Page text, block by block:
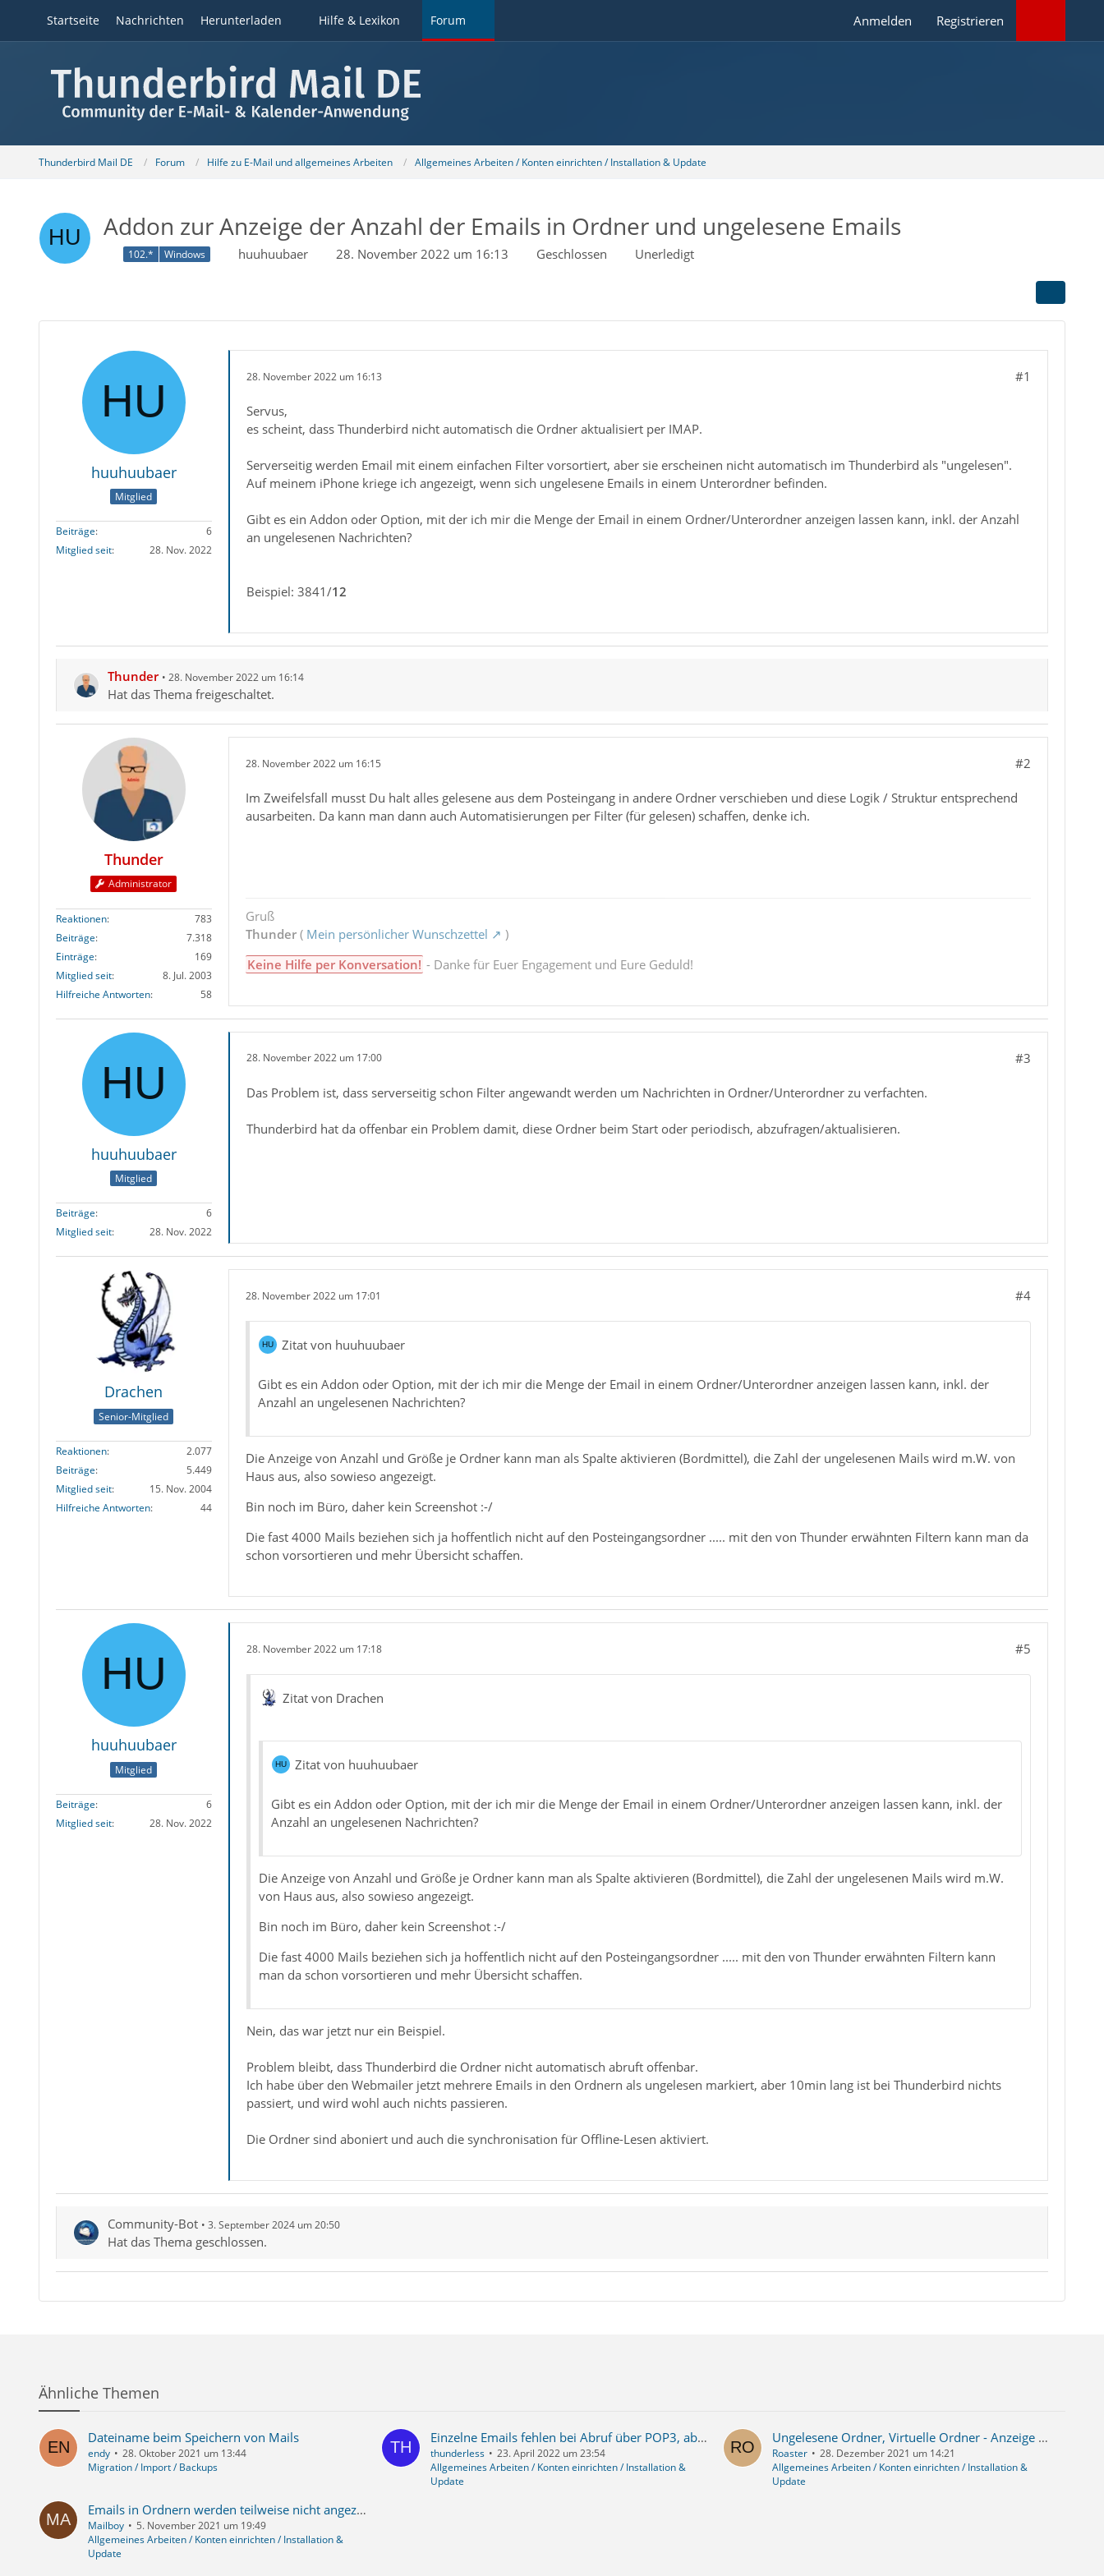
Startseite Nachrichten Herunterladen Hilfe & Lexikon Forum Anmelden Registrieren
Thunderbird Mail DE Forum Hilfe zu E-Mail und allgemeines Arbeiten Allgemeines Arbeiten / Konten einrichten / Installation & Update
Addon zur Anzeige der Anzahl der Emails in Ordner und ungelesene Emails
102.* Windows huuhuubaer 28. November 2022 um 16:13 Geschlossen Unerledigt
huuhuubaer
Mitglied
Beiträge
6
Mitglied seit
28. Nov. 2022
28. November 2022 um 16:13 #1
Servus,
es scheint, dass Thunderbird nicht automatisch die Ordner aktualisiert per IMAP.
Serverseitig werden Email mit einem einfachen Filter vorsortiert, aber sie erscheinen nicht automatisch im Thunderbird als "ungelesen".
Auf meinem iPhone kriege ich angezeigt, wenn sich ungelesene Emails in einem Unterordner befinden.
Gibt es ein Addon oder Option, mit der ich mir die Menge der Email in einem Ordner/Unterordner anzeigen lassen kann, inkl. der Anzahl
an ungelesenen Nachrichten?
Beispiel: 3841/12
Thunder 28. November 2022 um 16:14
Hat das Thema freigeschaltet.
Thunder
Administrator
Reaktionen
783
Beiträge
7.318
Einträge
169
Mitglied seit
8. Jul. 2003
Hilfreiche Antworten
58
28. November 2022 um 16:15 #2
Im Zweifelsfall musst Du halt alles gelesene aus dem Posteingang in andere Ordner verschieben und diese Logik / Struktur entsprechend
ausarbeiten. Da kann man dann auch Automatisierungen per Filter (für gelesen) schaffen, denke ich.
Gruß
Thunder( Mein persönlicher Wunschzettel
)
Keine Hilfe per Konversation! - Danke für Euer Engagement und Eure Geduld!
huuhuubaer
Mitglied
Beiträge
6
Mitglied seit
28. Nov. 2022
28. November 2022 um 17:00 #3
Das Problem ist, dass serverseitig schon Filter angewandt werden um Nachrichten in Ordner/Unterordner zu verfachten.
Thunderbird hat da offenbar ein Problem damit, diese Ordner beim Start oder periodisch, abzufragen/aktualisieren.
Drachen
Senior-Mitglied
Reaktionen
2.077
Beiträge
5.449
Mitglied seit
15. Nov. 2004
Hilfreiche Antworten
44
28. November 2022 um 17:01 #4
Zitat von huuhuubaer
Gibt es ein Addon oder Option, mit der ich mir die Menge der Email in einem Ordner/Unterordner anzeigen lassen kann, inkl. der
Anzahl an ungelesenen Nachrichten?
Die Anzeige von Anzahl und Größe je Ordner kann man als Spalte aktivieren (Bordmittel), die Zahl der ungelesenen Mails wird m.W. von
Haus aus, also sowieso angezeigt.
Bin noch im Büro, daher kein Screenshot :-/
Die fast 4000 Mails beziehen sich ja hoffentlich nicht auf den Posteingangsordner ..... mit den von Thunder erwähnten Filtern kann man da
schon vorsortieren und mehr Übersicht schaffen.
huuhuubaer
Mitglied
Beiträge
6
Mitglied seit
28. Nov. 2022
28. November 2022 um 17:18 #5
Zitat von Drachen
Zitat von huuhuubaer
Gibt es ein Addon oder Option, mit der ich mir die Menge der Email in einem Ordner/Unterordner anzeigen lassen kann, inkl. der
Anzahl an ungelesenen Nachrichten?
Die Anzeige von Anzahl und Größe je Ordner kann man als Spalte aktivieren (Bordmittel), die Zahl der ungelesenen Mails wird m.W.
von Haus aus, also sowieso angezeigt.
Bin noch im Büro, daher kein Screenshot :-/
Die fast 4000 Mails beziehen sich ja hoffentlich nicht auf den Posteingangsordner ..... mit den von Thunder erwähnten Filtern kann
man da schon vorsortieren und mehr Übersicht schaffen.
Nein, das war jetzt nur ein Beispiel.
Problem bleibt, dass Thunderbird die Ordner nicht automatisch abruft offenbar.
Ich habe über den Webmailer jetzt mehrere Emails in den Ordnern als ungelesen markiert, aber 10min lang ist bei Thunderbird nichts
passiert, und wird wohl auch nichts passieren.
Die Ordner sind aboniert und auch die synchronisation für Offline-Lesen aktiviert.
Community-Bot 3. September 2024 um 20:50
Hat das Thema geschlossen.
Ähnliche Themen
Dateiname beim Speichern von Mails
endy
28. Oktober 2021 um 13:44
Migration / Import / Backups
Einzelne Emails fehlen bei Abruf über POP3, aber nicht bei Abruf per IMAP
thunderless
23. April 2022 um 23:54
Allgemeines Arbeiten / Konten einrichten / Installation &
Update
Ungelesene Ordner, Virtuelle Ordner - Anzeige aktualisiert sich nicht
Roaster
28. Dezember 2021 um 14:21
Allgemeines Arbeiten / Konten einrichten / Installation &
Update
Emails in Ordnern werden teilweise nicht angezeigt
Mailboy
5. November 2021 um 19:49
Allgemeines Arbeiten / Konten einrichten / Installation &
Update